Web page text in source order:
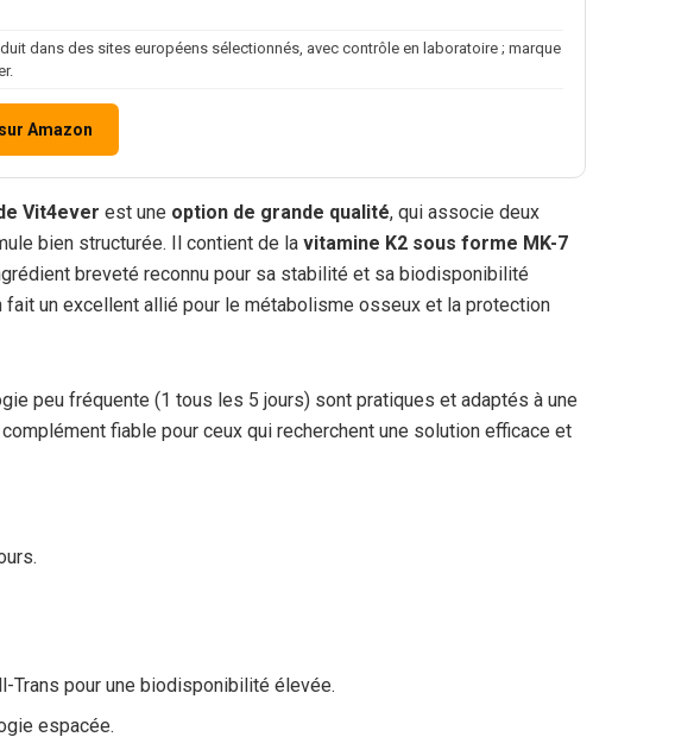
dans des sites européens sélectionnés, avec contrôle en laboratoire ; marque
Amazon
Vit4ever est une option de grande qualité, qui associe deux
bien structurée. Il contient de la vitamine K2 sous forme MK-7
breveté reconnu pour sa stabilité et sa biodisponibilité
fait un excellent allié pour le métabolisme osseux et la protection
peu fréquente (1 tous les 5 jours) sont pratiques et adaptés à une
fiable pour ceux qui recherchent une solution efficace et
Trans pour une biodisponibilité élevée.
espacée.